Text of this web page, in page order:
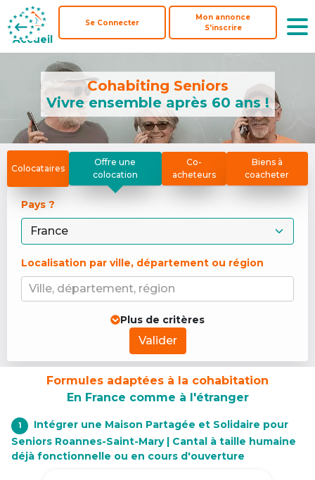
Accueil
Se Connecter
Mon annonce
S'inscrire
Accueil
Se Connecter
Mon annonce
S'inscrire
Cohabiting Seniors
Vivre ensemble après 60 ans !
Colocataires
Offre une
colocation
Co-
acheteurs
Biens à
coacheter
Pays ?
Localisation par ville, département ou région
Ville, département, région
Plus de critères
Valider
Formules adaptées à la cohabitation
En France comme à l'étranger
1
Intégrer une Maison Partagée et Solidaire pour
Seniors Roannes-Saint-Mary | Cantal à taille humaine
déjà fonctionnelle ou en cours d'ouverture